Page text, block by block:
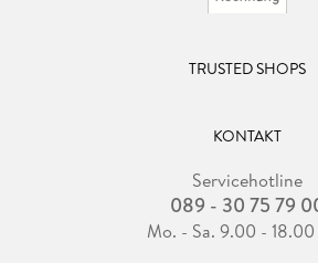
TRUSTED SHOPS
KONTAKT
Servicehotline
089 - 30 75 79
Mo. - Sa. 9.00 -